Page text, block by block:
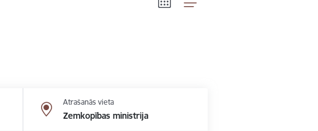
Atrašanās vieta
Zemkopības ministrija